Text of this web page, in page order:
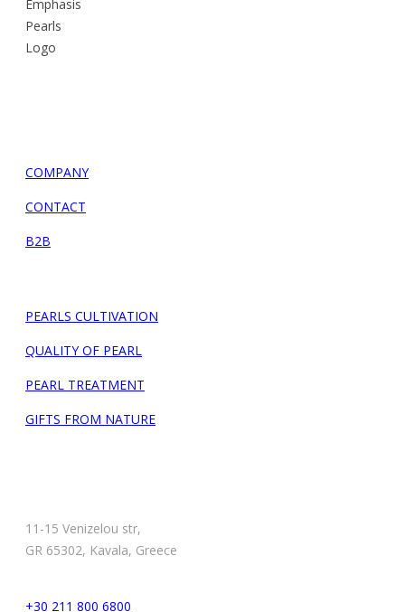
COMPANY
CONTACT
B2B
PEARLS CULTIVATION
QUALITY OF PEARL
PEARL TREATMENT
GIFTS FROM NATURE
11-15 Venizelou str,
GR 65302, Kavala, Greece
+30 211 800 6800